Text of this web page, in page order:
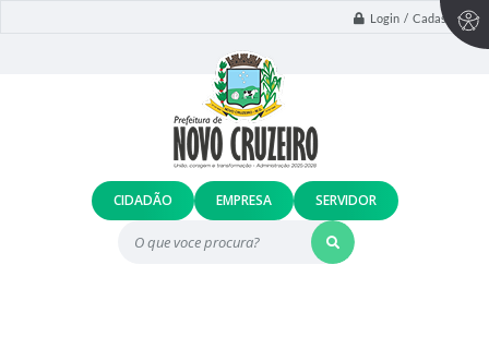
Login / Cadastro
O que voce procura?
CIDADÃO EMPRESA SERVIDOR